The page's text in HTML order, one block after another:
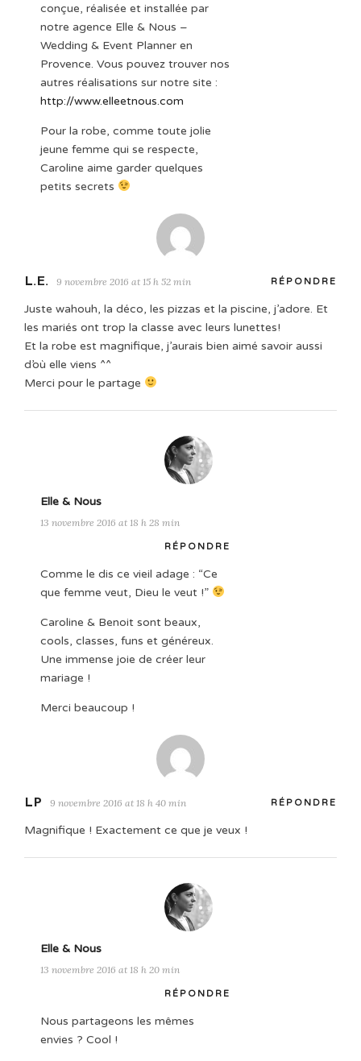
conçue, réalisée et installée par
notre agence Elle & Nous –
Wedding & Event Planner en
Provence. Vous pouvez trouver nos
autres réalisations sur notre site :
http://www.elleetnous.com
Pour la robe, comme toute jolie
jeune femme qui se respecte,
Caroline aime garder quelques
petits secrets
L.E. 9 novembre 2016 at 15 h 52 min RÉPONDRE
Juste wahouh, la déco, les pizzas et la piscine, j’adore. Et
les mariés ont trop la classe avec leurs lunettes!
Et la robe est magnifique, j’aurais bien aimé savoir aussi
d’où elle viens ^^
Merci pour le partage
Elle & Nous
13 novembre 2016 at 18 h 28 min
RÉPONDRE
Comme le dis ce vieil adage : “Ce
que femme veut, Dieu le veut !”
Caroline & Benoit sont beaux,
cools, classes, funs et généreux.
Une immense joie de créer leur
mariage !
Merci beaucoup !
LP 9 novembre 2016 at 18 h 40 min RÉPONDRE
Magnifique ! Exactement ce que je veux !
Elle & Nous
13 novembre 2016 at 18 h 20 min
RÉPONDRE
Nous partageons les mêmes
envies ? Cool !